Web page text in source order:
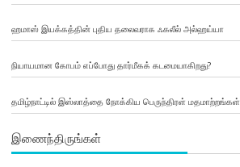
ஹமாஸ் இயக்கத்தின் புதிய தலைவராக ஃகலீல் அல்ஹய்யா
நியாயமான கோபம் எப்போது தார்மீகக் கடமையாகிறது?
தமிழ்நாட்டில் இஸ்லாத்தை நோக்கிய பெருந்திரள் மதமாற்றங்கள்
இணைந்திருங்கள்